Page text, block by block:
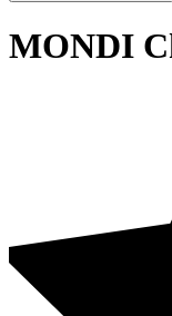
MONDI